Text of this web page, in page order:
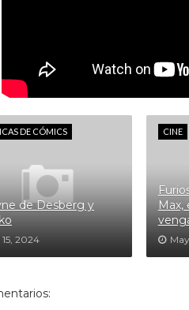
DE CÓMICS
de Desberg y
2024
CINE
Max,